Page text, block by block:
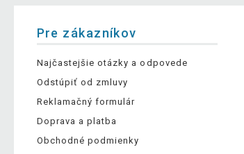
Pre zákazníkov
Najčastejšie otázky a odpovede
Odstúpiť od zmluvy
Reklamačný formulár
Doprava a platba
Obchodné podmienky